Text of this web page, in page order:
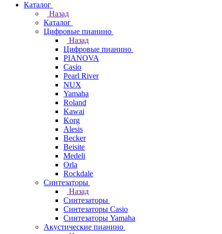
Каталог
Назад
Каталог
Цифровые пианино
Назад
Цифровые пианино
PIANOVA
Casio
Pearl River
NUX
Yamaha
Roland
Kawai
Korg
Alesis
Becker
Beisite
Medeli
Orla
Rockdale
Синтезаторы
Назад
Синтезаторы
Синтезаторы Casio
Синтезаторы Yamaha
Акустические пианино